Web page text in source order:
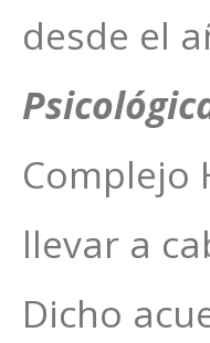
desde el
Complejo
llevar a
Dicho